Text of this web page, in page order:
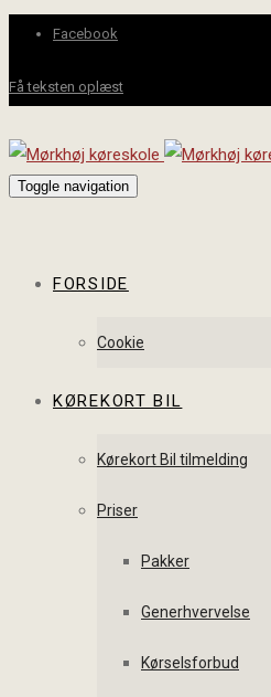
Facebook
Få teksten oplæst
Toggle navigation
FORSIDE
Cookie
KØREKORT BIL
Kørekort Bil tilmelding
Priser
Pakker
Generhvervelse
Kørselsforbud